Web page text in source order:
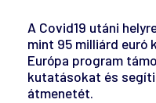
A Covid19 utáni
mint 95 milliárd euró
Európa program
kutatásokat és
átmenetét.